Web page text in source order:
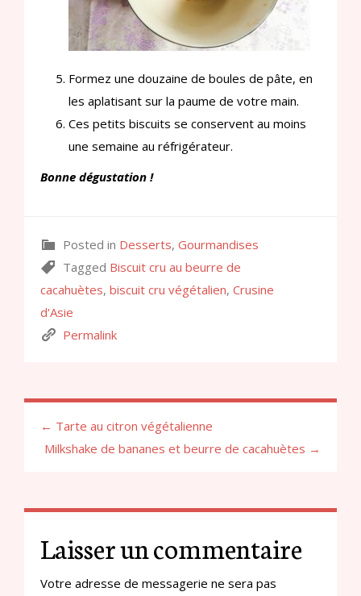
Formez une douzaine de boules de pâte, en
les aplatisant sur la paume de votre main.
Ces petits biscuits se conservent au moins
une semaine au réfrigérateur.
Bonne dégustation !
Posted in Desserts, Gourmandises
Tagged Biscuit cru au beurre de
cacahuètes, biscuit cru végétalien, Crusine
d'Asie
Permalink
← Tarte au citron végétalienne
Milkshake de bananes et beurre de cacahuètes →
Laisser un commentaire
Votre adresse de messagerie ne sera pas